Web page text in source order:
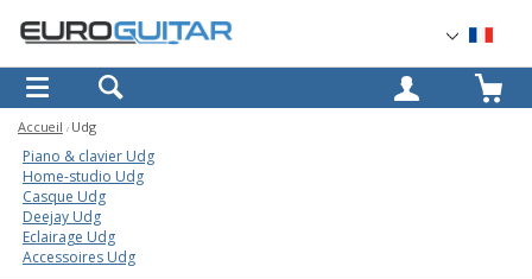
OK
Accueil Udg
Piano & clavier Udg
Home-studio Udg
Casque Udg
Deejay Udg
Eclairage Udg
Accessoires Udg